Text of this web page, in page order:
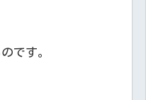
です。